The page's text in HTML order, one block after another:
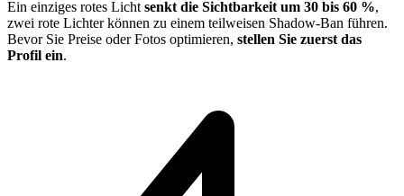
Ein einziges rotes Licht senkt die Sichtbarkeit um 30 bis 60 %,
zwei rote Lichter können zu einem teilweisen Shadow-Ban führen.
Bevor Sie Preise oder Fotos optimieren, stellen Sie zuerst das
Profil ein.